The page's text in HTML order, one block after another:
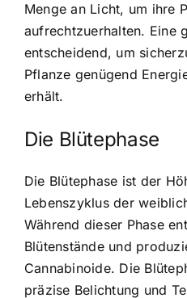
Menge an Licht, um ihre
aufrechtzuerhalten. Eine
entscheidend, um
Pflanze genügend
erhält.
Die Blütephase
Die Blütephase ist der
Lebenszyklus der
Während dieser Phase
Blütenstände und
Cannabinoide. Die
präzise Belichtung und